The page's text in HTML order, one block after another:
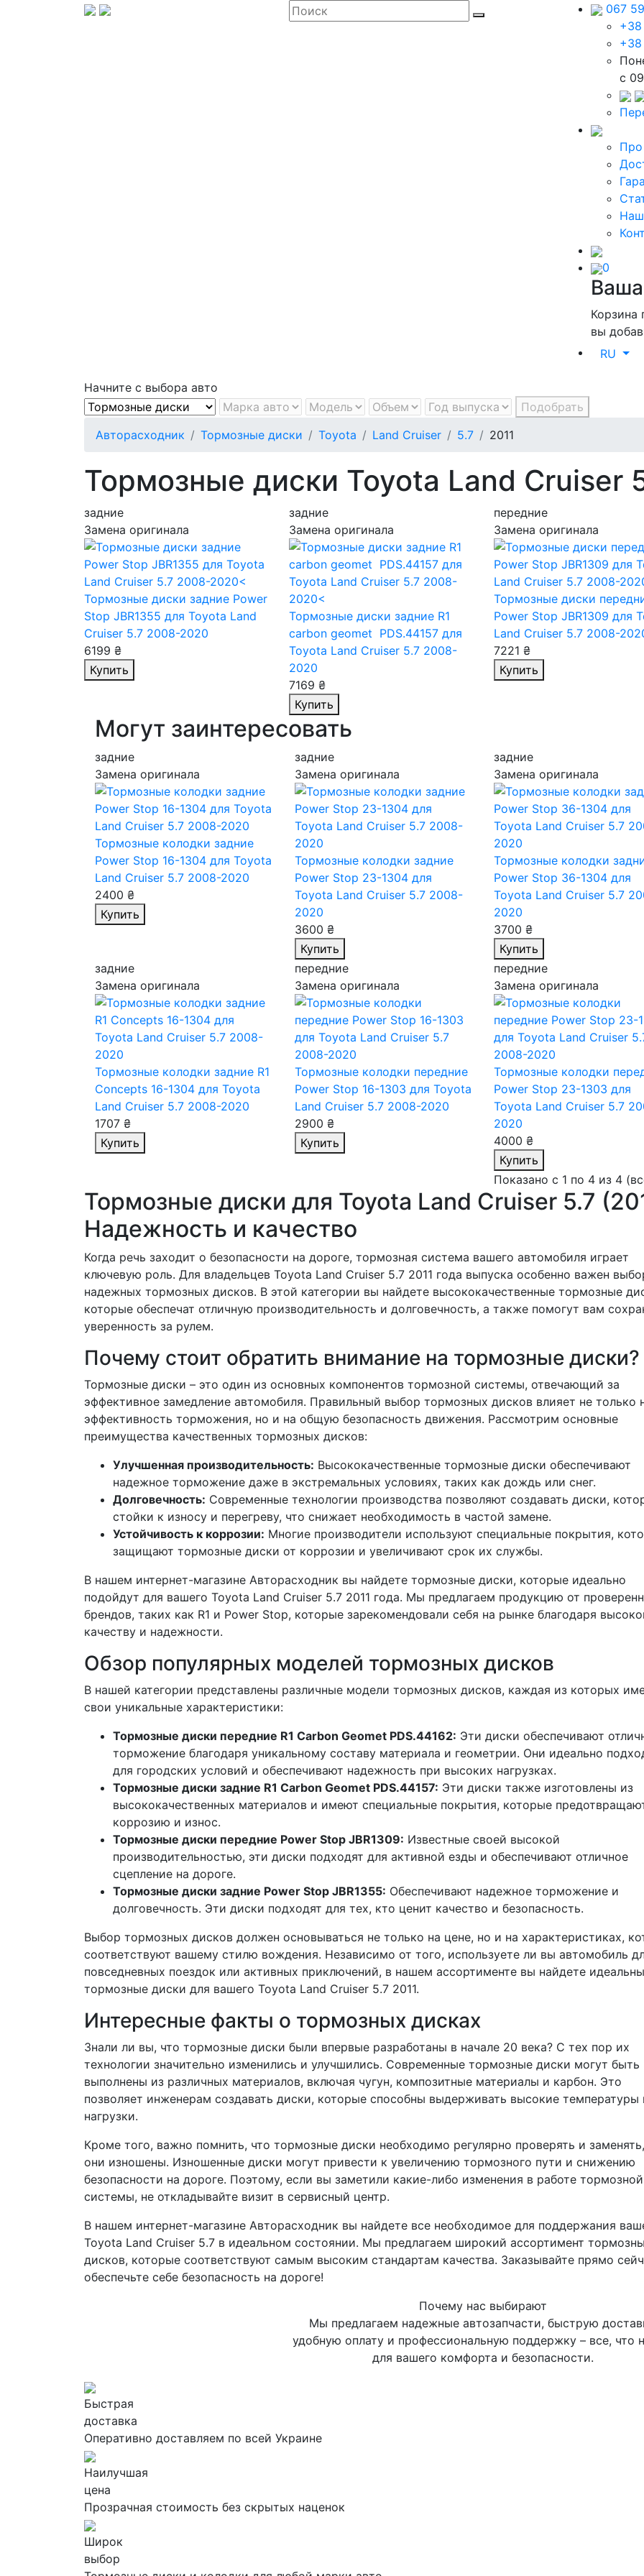
067
c
Про
0
Корзина
вы
RU
Начните с выбора авто
Подобрать
Авторасходник
Тормозные диски Toyota Land Cruiser 5.7 2011
Тормозные диски Toyota Land Cruiser
задние
Замена оригинала
Тормозные диски задние Power
Stop JBR1355 для Toyota Land
Cruiser 5.7 2008-2020
6199 ₴
Купить
задние
Замена оригинала
Тормозные диски задние R1
carbon geomet PDS.44157 для
Toyota Land Cruiser 5.7 2008-
2020
7169 ₴
Купить
передние
Замена оригинала
Тормозные диски
Power Stop JBR1309 для
Land Cruiser 5.7 2008-
7221 ₴
Купить
Могут заинтересовать
задние
Замена оригинала
Тормозные колодки задние
Power Stop 16-1304 для Toyota
Land Cruiser 5.7 2008-2020
2400 ₴
Купить
задние
Замена оригинала
Тормозные колодки задние
Power Stop 23-1304 для
Toyota Land Cruiser 5.7 2008-
2020
3600 ₴
Купить
задние
Замена оригинала
Тормозные колодки
Power Stop 36-1304 для
Toyota Land Cruiser 5.7
2020
3700 ₴
Купить
задние
Замена оригинала
Тормозные колодки задние R1
Concepts 16-1304 для Toyota
Land Cruiser 5.7 2008-2020
1707 ₴
Купить
передние
Замена оригинала
Тормозные колодки передние
Power Stop 16-1303 для Toyota
Land Cruiser 5.7 2008-2020
2900 ₴
Купить
передние
Замена оригинала
Тормозные колодки
Power Stop 23-1303 для
Toyota Land Cruiser 5.7
2020
4000 ₴
Купить
Показано с 1 по 4 из 4
Тормозные диски для Toyota Land Cruiser 5.7
Надежность и качество
Когда речь заходит о безопасности на дороге, тормозная система вашего автомобиля играет
ключевую роль. Для владельцев Toyota Land Cruiser 5.7 2011 года выпуска особенно важен
надежных тормозных дисков. В этой категории вы найдете высококачественные тормозные
которые обеспечат отличную производительность и долговечность, а также помогут вам
уверенность за рулем.
Почему стоит обратить внимание на тормозные диски?
Тормозные диски – это один из основных компонентов тормозной системы, отвечающий за
эффективное замедление автомобиля. Правильный выбор тормозных дисков влияет не только
эффективность торможения, но и на общую безопасность движения. Рассмотрим основные
преимущества качественных тормозных дисков:
Улучшенная производительность: Высококачественные тормозные диски обеспечивают
надежное торможение даже в экстремальных условиях, таких как дождь или снег.
Долговечность: Современные технологии производства позволяют создавать диски,
стойки к износу и перегреву, что снижает необходимость в частой замене.
Устойчивость к коррозии: Многие производители используют специальные покрытия,
защищают тормозные диски от коррозии и увеличивают срок их службы.
В нашем интернет-магазине Авторасходник вы найдете тормозные диски, которые идеально
подойдут для вашего Toyota Land Cruiser 5.7 2011 года. Мы предлагаем продукцию от
брендов, таких как R1 и Power Stop, которые зарекомендовали себя на рынке благодаря
качеству и надежности.
Обзор популярных моделей тормозных дисков
В нашей категории представлены различные модели тормозных дисков, каждая из которых
свои уникальные характеристики:
Тормозные диски передние R1 Carbon Geomet PDS.44162: Эти диски обеспечивают
торможение благодаря уникальному составу материала и геометрии. Они идеально
для городских условий и обеспечивают надежность при высоких нагрузках.
Тормозные диски задние R1 Carbon Geomet PDS.44157: Эти диски также изготовлены из
высококачественных материалов и имеют специальные покрытия, которые
коррозию и износ.
Тормозные диски передние Power Stop JBR1309: Известные своей высокой
производительностью, эти диски подходят для активной езды и обеспечивают отличное
сцепление на дороге.
Тормозные диски задние Power Stop JBR1355: Обеспечивают надежное торможение и
долговечность. Эти диски подходят для тех, кто ценит качество и безопасность.
Выбор тормозных дисков должен основываться не только на цене, но и на характеристиках,
соответствуют вашему стилю вождения. Независимо от того, используете ли вы автомобиль
повседневных поездок или активных приключений, в нашем ассортименте вы найдете
тормозные диски для вашего Toyota Land Cruiser 5.7 2011.
Интересные факты о тормозных дисках
Знали ли вы, что тормозные диски были впервые разработаны в начале 20 века? С тех пор их
технологии значительно изменились и улучшились. Современные тормозные диски могут быть
выполнены из различных материалов, включая чугун, композитные материалы и карбон. Это
позволяет инженерам создавать диски, которые способны выдерживать высокие температуры
нагрузки.
Кроме того, важно помнить, что тормозные диски необходимо регулярно проверять и
они изношены. Изношенные диски могут привести к увеличению тормозного пути и снижению
безопасности на дороге. Поэтому, если вы заметили какие-либо изменения в работе тормозной
системы, не откладывайте визит в сервисный центр.
В нашем интернет-магазине Авторасходник вы найдете все необходимое для поддержания
Toyota Land Cruiser 5.7 в идеальном состоянии. Мы предлагаем широкий ассортимент
дисков, которые соответствуют самым высоким стандартам качества. Заказывайте прямо
обеспечьте себе безопасность на дороге!
Почему нас выбирают
Мы предлагаем надежные автозапчасти, быструю
удобную оплату и профессиональную поддержку – все, что
для вашего комфорта и безопасности.
Быстрая
доставка
Оперативно доставляем по всей Украине
Наилучшая
цена
Прозрачная стоимость без скрытых наценок
Широк
выбор